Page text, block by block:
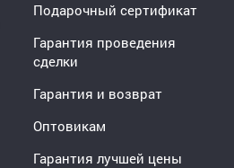
Подарочный сертификат
Гарантия проведения
сделки
Гарантия и возврат
Оптовикам
Гарантия лучшей цены